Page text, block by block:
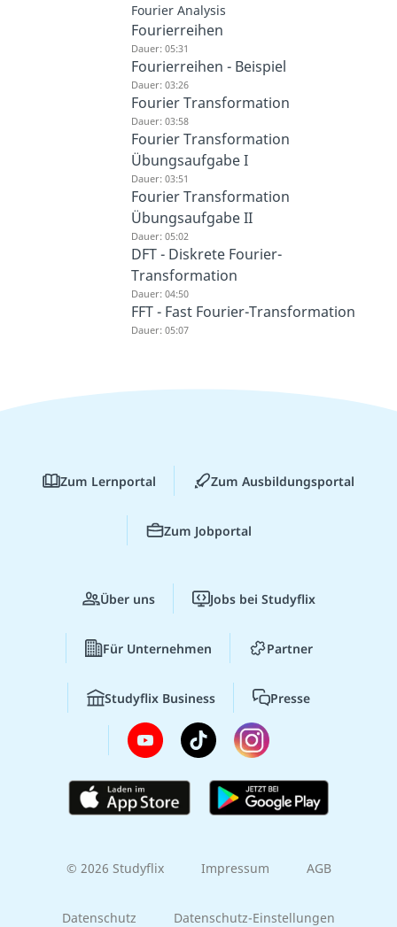
Fourier Analysis
Fourierreihen
Dauer: 05:31
Fourierreihen - Beispiel
Dauer: 03:26
Fourier Transformation
Dauer: 03:58
Fourier Transformation
Übungsaufgabe I
Dauer: 03:51
Fourier Transformation
Übungsaufgabe II
Dauer: 05:02
DFT - Diskrete Fourier-
Transformation
Dauer: 04:50
FFT - Fast Fourier-Transformation
Dauer: 05:07
Zum Lernportal Zum Ausbildungsportal
Zum Jobportal
Über uns Jobs bei Studyflix
Für Unternehmen Partner
Studyflix Business Presse
© 2026 Studyflix Impressum AGB
Datenschutz Datenschutz-Einstellungen